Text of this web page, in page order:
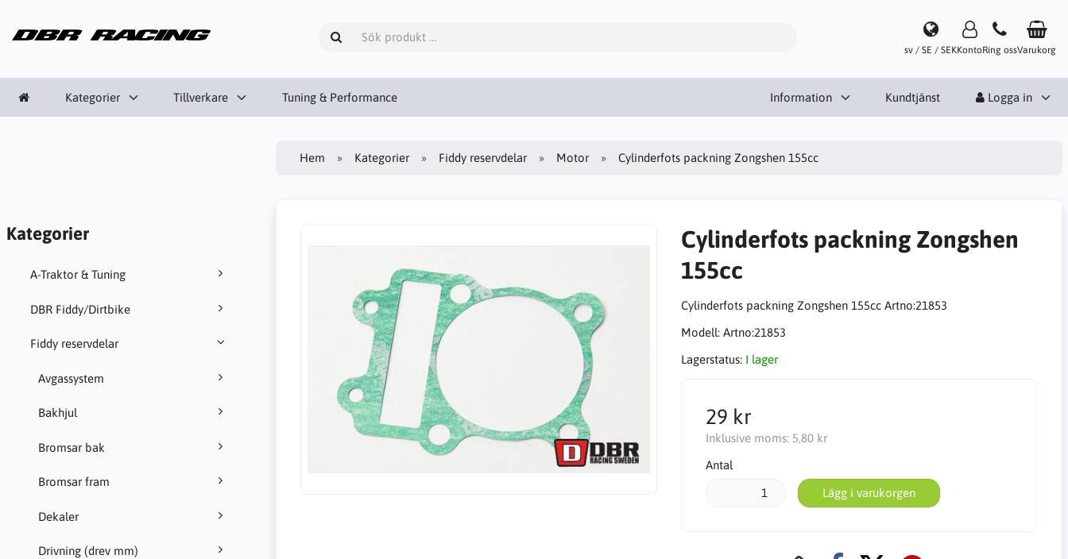
sv / SE / SEKKontoRing ossVarukorg
Kategorier Tillverkare Tuning & Performance Information Kundtjänst Logga in
Kategorier
A-Traktor & Tuning
DBR Fiddy/Dirtbike
Fiddy reservdelar
Avgassystem
Bakhjul
Bromsar bak
Bromsar fram
Dekaler
Drivning (drev mm)
Hem Kategorier Fiddy reservdelar Motor Cylinderfots packning Zongshen 155cc
Cylinderfots packning Zongshen
155cc
Cylinderfots packning Zongshen 155cc Artno:21853
Modell: Artno:21853
Lagerstatus: I lager
29 kr
Inklusive moms: 5,80 kr
Antal
Lägg i varukorgen